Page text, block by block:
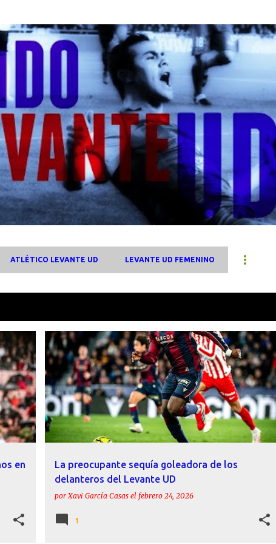
ATLÉTICO LEVANTE UD LEVANTE UD FEMENINO
en
+
La preocupante sequía goleadora de los
delanteros del Levante UD
porXavi García Casas el febrero 24, 2026
ACTUALIDAD CARLOS ESPÍ ETTA EYONG + 1
1